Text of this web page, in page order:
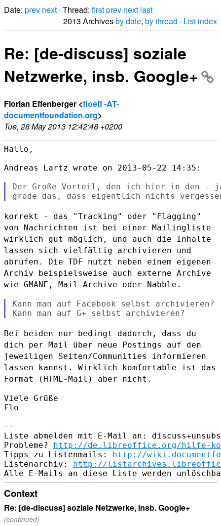
Date: prev next · Thread: firstprev next last
2013 Archivesby date, by thread · List index
Re: [de-discuss] soziale
Netzwerke, insb. Google+
Florian Effenberger <floeff -AT-
documentfoundation.org>
Tue, 28 May 2013 12:42:48 +0200
Hallo,
Andreas Lartz wrote on 2013-05-22 14:35:
Der Große Vorteil, den ich hier in den -
korrekt - das "Tracking" oder "Flagging"
von Nachrichten ist bei einer Mailingliste
wirklich gut möglich, und auch die Inhalte
lassen sich vielfältig archivieren und
abrufen. Die TDF nutzt neben einem eigenen
Archiv beispielsweise auch externe Archive
wie GMANE, Mail Archive oder Nabble.
Kann man auf Facebook selbst archivieren?
Bei beiden nur bedingt dadurch, dass du
dich per Mail über neue Postings auf den
jeweiligen Seiten/Communities informieren
lassen kannst. Wirklich komfortable ist das
Format (HTML-Mail) aber nicht.
Viele Grüße
Flo
--
Liste abmelden mit E-Mail an:
Probleme? http://de.libreoffice.org/hilfe-
Tipps zu Listenmails: http://
Listenarchiv: http://
Context
Re: [de-discuss] soziale Netzwerke, insb. Google+
(continued)